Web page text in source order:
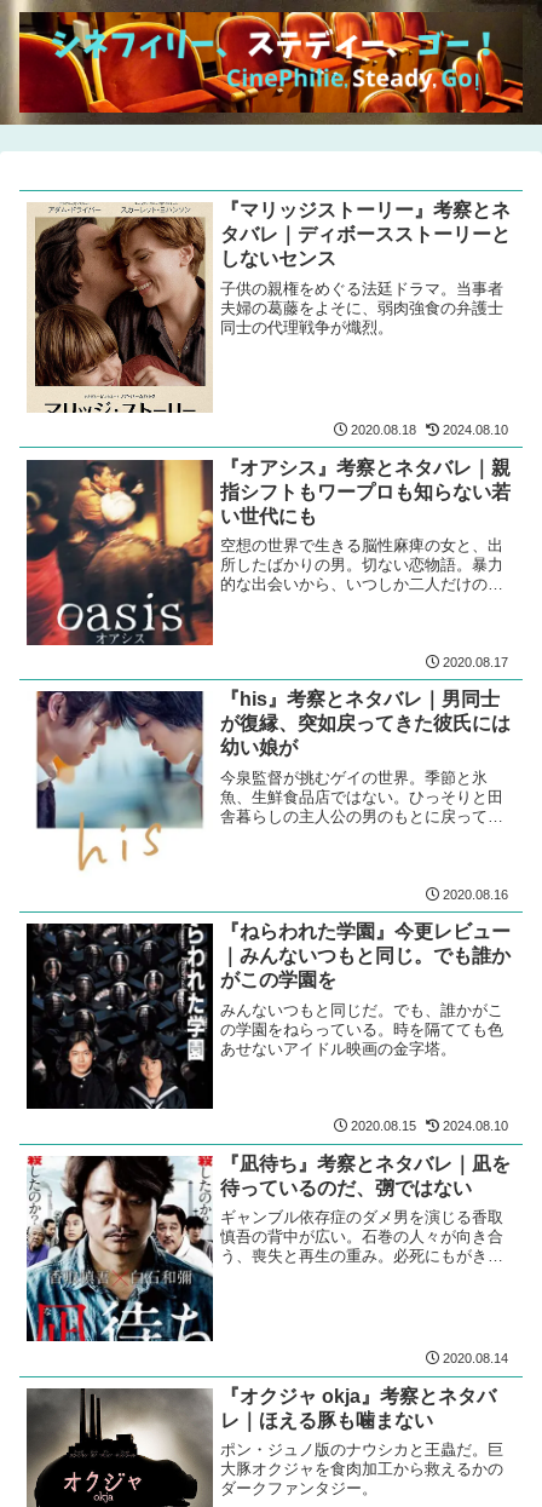
『マリッジストーリー』考察とネ
タバレ｜ディボースストーリーと
しないセンス
子供の親権をめぐる法廷ドラマ。当事者
夫婦の葛藤をよそに、弱肉強食の弁護士
同士の代理戦争が熾烈。
2020.08.18 2024.08.10
『オアシス』考察とネタバレ｜親
指シフトもワープロも知らない若
い世代にも
空想の世界で生きる脳性麻痺の女と、出
所したばかりの男。切ない恋物語。暴力
的な出会いから、いつしか二人だけの世
2020.08.17
『his』考察とネタバレ｜男同士
が復縁、突如戻ってきた彼氏には
幼い娘が
今泉監督が挑むゲイの世界。季節と氷
魚、生鮮食品店ではない。ひっそりと田
舎暮らしの主人公の男のもとに戻ってき
2020.08.16
『ねらわれた学園』今更レビュー
｜みんないつもと同じ。でも誰か
がこの学園を
みんないつもと同じだ。でも、誰かがこ
の学園をねらっている。時を隔てても色
あせないアイドル映画の金字塔。
2020.08.15 2024.08.10
『凪待ち』考察とネタバレ｜凪を
待っているのだ、彅ではない
ギャンブル依存症のダメ男を演じる香取
慎吾の背中が広い。石巻の人々が向き合
う、喪失と再生の重み。必死にもがきな
2020.08.14
『オクジャ okja』考察とネタバ
レ｜ほえる豚も噛まない
ポン・ジュノ版のナウシカと王蟲だ。巨
大豚オクジャを食肉加工から救えるかの
ダークファンタジー。